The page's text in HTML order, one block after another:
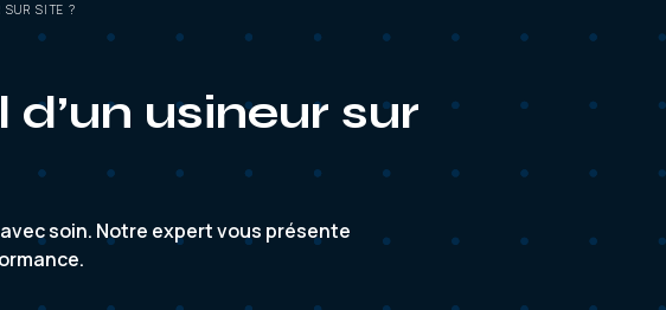
SUR SITE ?
usineur sur
soin. Notre expert vous présente